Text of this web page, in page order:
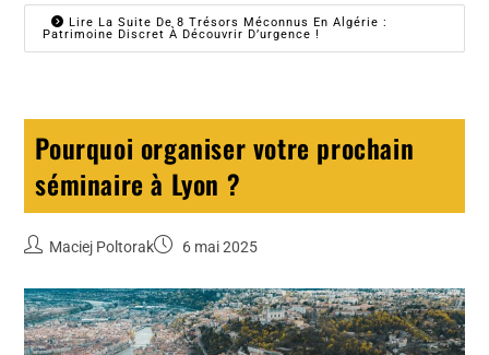
Lire La Suite De 8 Trésors Méconnus En Algérie :
Patrimoine Discret À Découvrir D’urgence !
Pourquoi organiser votre prochain
séminaire à Lyon ?
Maciej Poltorak 6 mai 2025